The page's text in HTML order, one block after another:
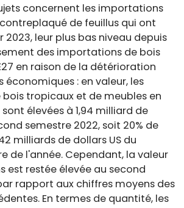
concernent les importations
de feuillus qui ont
leur plus bas niveau depuis
des importations de bois
en raison de la détérioration
économiques : en valeur, les
tropicaux et de meubles en
sont élevées à 1,94 milliard de
semestre 2022, soit 20% de
milliards de dollars US du
de l'année. Cependant, la valeur
est restée élevée au second
rapport aux chiffres moyens des
En termes de quantité, les